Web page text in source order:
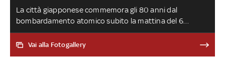
La città giapponese commemora gli 80 anni dal
bombardamento atomico subito la mattina del 6
agosto 1945 a opera degli Usa. Durante la cerimonia
rinnovato l'invito a fare di più per eliminare la minaccia di
Vai alla Fotogallery